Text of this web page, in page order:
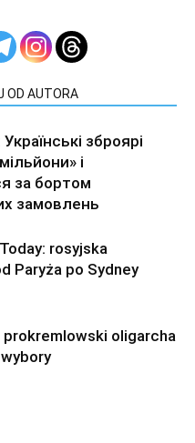
OD AUTORA
зброярі
і
за бортом
замовлень
rosyjska
Paryża po Sydney
prokremlowski oligarcha